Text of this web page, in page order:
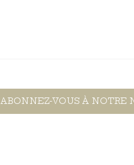
ABONNEZ-VOUS À NOTRE